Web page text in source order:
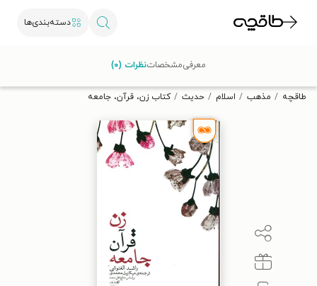
دسته‌بندی‌ها
تخفیف از طاقچه دریافت کن.
طاقچه مذهب اسلام حدیث کتاب زن، قرآن، جامعه
معرفیمشخصاتنظرات (۰)